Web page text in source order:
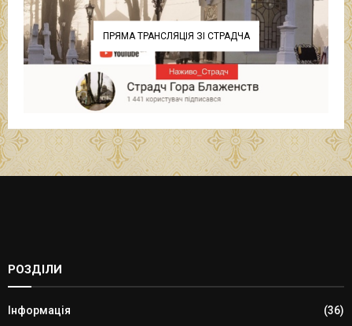
ПРЯМА ТРАНСЛЯЦІЯ ЗІ СТРАДЧА
РОЗДІЛИ
Інформація
(36)